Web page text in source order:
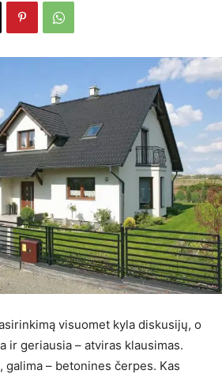
visuomet kyla diskusijų, o
ir geriausia – atviras klausimas.
galima – betonines čerpes. Kas